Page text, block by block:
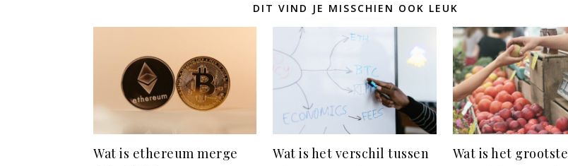
DIT VIND JE MISSCHIEN OOK LEUK
Wat is ethereum merge
Wat is het verschil tussen
Wat is het grootste